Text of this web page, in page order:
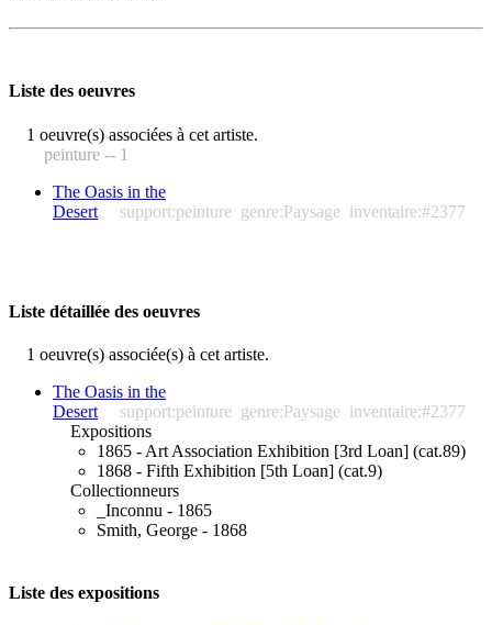
Liste des oeuvres
1 oeuvre(s) associées à cet artiste.
peinture -- 1
The Oasis in the
Desert
support:peinture genre:Paysage inventaire:#2377
Liste détaillée des oeuvres
1 oeuvre(s) associée(s) à cet artiste.
The Oasis in the
Desert
support:peinture genre:Paysage inventaire:#2377
Expositions
1865 - Art Association Exhibition [3rd Loan] (cat.89)
1868 - Fifth Exhibition [5th Loan] (cat.9)
Collectionneurs
_Inconnu - 1865
Smith, George - 1868
Liste des expositions